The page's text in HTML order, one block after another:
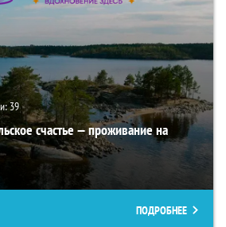
39
счастье — проживание на
ПОДРОБНЕЕ